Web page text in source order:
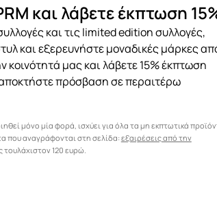
και λάβετε έκπτωση
και τις limited edition συλλογές,
και εξερευνήστε μοναδικές μάρκες
κοινότητά μας και λάβετε 15% έκπτωση
πρόσβαση σε περαιτέρω
μόνο μία φορά, ισχύει για όλα τα μη εκπτωτικά
που αναγράφονται στη σελίδα: εξαιρέσεις από την
τουλάχιστον 120 ευρώ.